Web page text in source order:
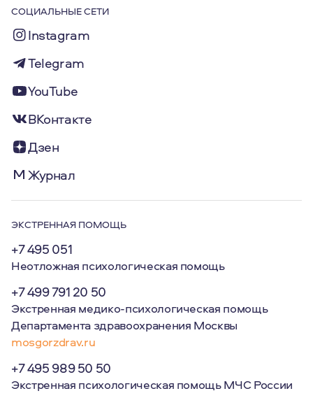
СОЦИАЛЬНЫЕ СЕТИ
Instagram
Telegram
YouTube
ВКонтакте
Дзен
Журнал
ЭКСТРЕННАЯ ПОМОЩЬ
+7 495 051
Неотложная психологическая помощь
+7 499 791 20 50
Экстренная медико-психологическая помощь
Департамента здравоохранения Москвы
mosgorzdrav.ru
+7 495 989 50 50
Экстренная психологическая помощь МЧС России